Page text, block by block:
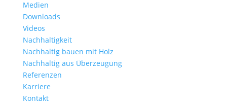
Medien
Downloads
Videos
Nachhaltigkeit
Nachhaltig bauen mit Holz
Nachhaltig aus Überzeugung
Referenzen
Karriere
Kontakt